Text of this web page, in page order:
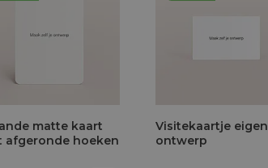
matte kaart
afgeronde hoeken
Visitekaartje eigen
ontwerp